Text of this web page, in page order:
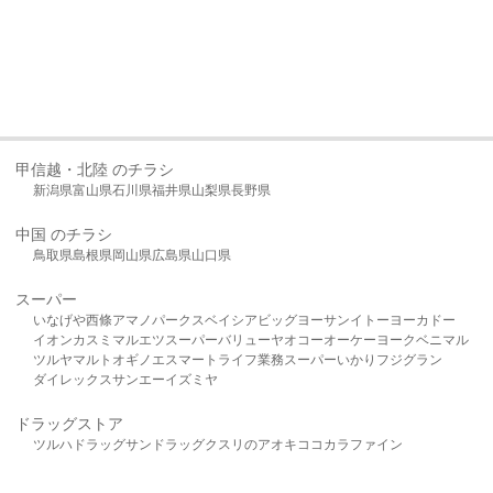
甲信越・北陸 のチラシ
新潟県富山県石川県福井県山梨県長野県
中国 のチラシ
鳥取県島根県岡山県広島県山口県
スーパー
いなげや西條アマノパークスベイシア ビッグヨーサンイトーヨーカドー
イオンカスミ マルエツスーパーバリューヤオコーオーケー ヨークベニマル
ツルヤマルト オギノ エスマート ライフ業務スーパーいかり フジグラン
ダイレックスサンエーイズミヤ
ドラッグストア
ツルハドラッグサンドラッグクスリのアオキ ココカラファイン